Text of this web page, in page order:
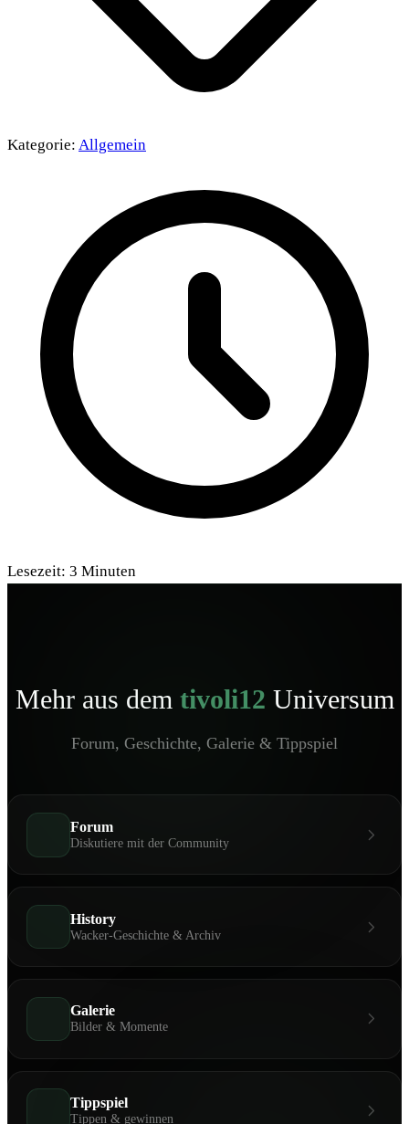
Kategorie: Allgemein
Lesezeit: 3 Minuten
Mehr aus dem tivoli12 Universum
Forum, Geschichte, Galerie & Tippspiel
Forum
Diskutiere mit der Community
History
Wacker-Geschichte & Archiv
Galerie
Bilder & Momente
Tippspiel
Tippen & gewinnen